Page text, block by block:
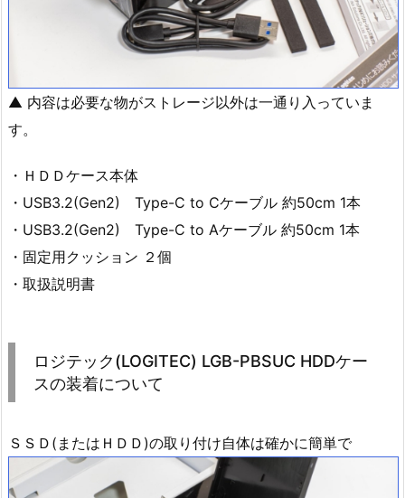
▲ 内容は必要な物がストレージ以外は一通り入っていま
す。
・ＨＤＤケース本体
・USB3.2(Gen2) Type-C to Cケーブル 約50cm 1本
・USB3.2(Gen2) Type-C to Aケーブル 約50cm 1本
・固定用クッション ２個
・取扱説明書
ロジテック(LOGITEC) LGB-PBSUC HDDケー
スの装着について
ＳＳＤ(またはＨＤＤ)の取り付け自体は確かに簡単で